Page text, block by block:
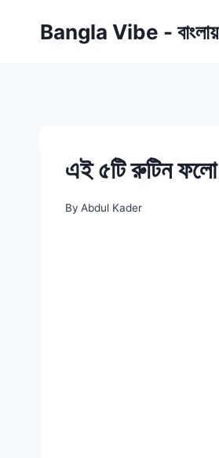
Bangla Vibe -
এই ৫টি রুটিন ফলো
By Abdul Kader